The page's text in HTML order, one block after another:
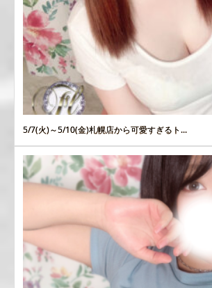
5/7(火)～5/10(金)札幌店から可愛すぎるト...